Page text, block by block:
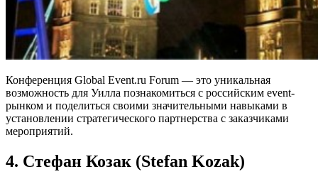
Конференция Global Event.ru Forum — это уникальная
возможность для Уилла познакомиться с российским event-
рынком и поделиться своими значительными навыками в
установлении стратегического партнерства с заказчиками
мероприятий.
4. Стефан Козак (Stefan Kozak)